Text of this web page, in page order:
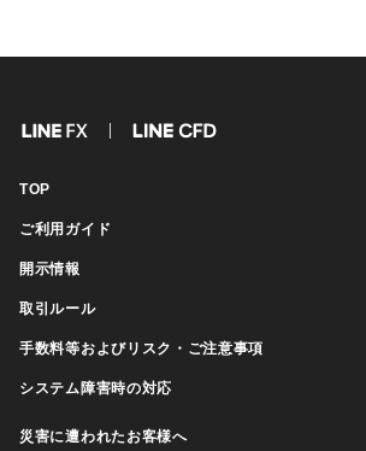
TOP
ご利用ガイド
開示情報
取引ルール
手数料等およびリスク・ご注意事項
システム障害時の対応
災害に遭われたお客様へ